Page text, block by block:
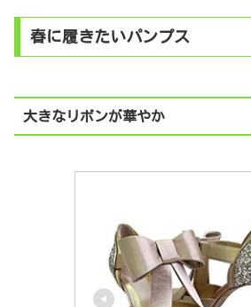
春に履きたいパンプス
大きなリボンが華やか